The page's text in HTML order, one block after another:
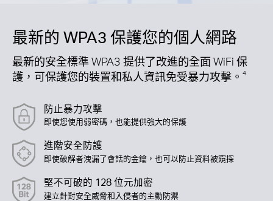
最新的 WPA3 保護您的個人網路
最新的安全標準 WPA3 提供了改進的全面 WiFi 保
護，可保護您的裝置和私人資訊免受暴力攻擊。 4
防止暴力攻擊
即使您使用弱密碼，也能提供強大的保護
進階安全防護
即使破解者洩漏了會話的金鑰，也可以防止資料被窺探
堅不可破的 128 位元加密
建立針對安全威脅和入侵者的主動防禦